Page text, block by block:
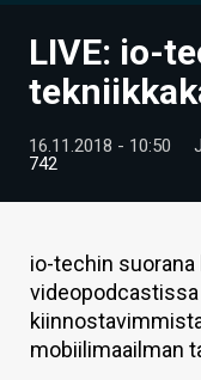
UUTISET
VIDEOT
TIETOA
HINTA.FI
LIVE: io-
16.11.2018 - 10:50
742
io-techin
mobiilimaailman